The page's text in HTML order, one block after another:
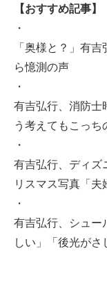
【おすすめ記事】
・
「奥様と？」有
ら憶測の声
・
有吉弘行、消防士
う考えてもこっち
・
有吉弘行、ディズ
リスマス写真「夫
・
有吉弘行、シュー
しい」「後光がさ